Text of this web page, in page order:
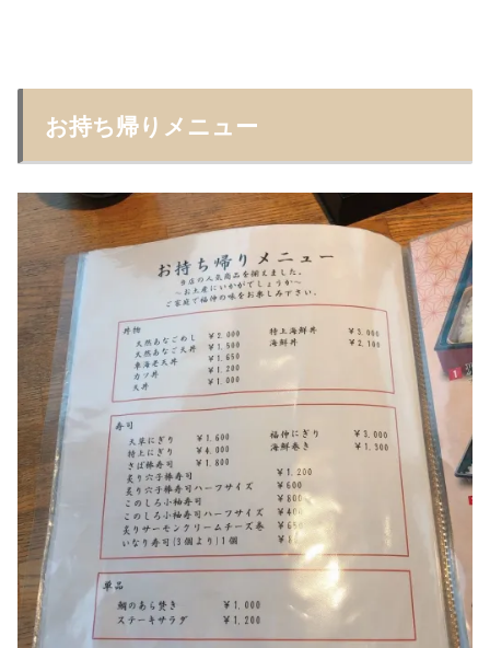
お持ち帰りメニュー